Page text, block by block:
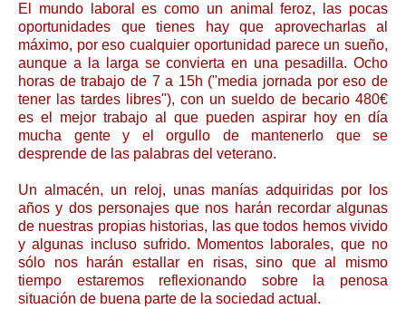
El mundo laboral es como un animal feroz, las pocas
oportunidades que tienes hay que aprovecharlas al
máximo, por eso cualquier oportunidad parece un sueño,
aunque a la larga se convierta en una pesadilla. Ocho
horas de trabajo de 7 a 15h ("media jornada por eso de
tener las tardes libres"), con un sueldo de becario 480€
es el mejor trabajo al que pueden aspirar hoy en día
mucha gente y el orgullo de mantenerlo que se
desprende de las palabras del veterano.
Un almacén, un reloj, unas manías adquiridas por los
años y dos personajes que nos harán recordar algunas
de nuestras propias historias, las que todos hemos vivido
y algunas incluso sufrido. Momentos laborales, que no
sólo nos harán estallar en risas, sino que al mismo
tiempo estaremos reflexionando sobre la penosa
situación de buena parte de la sociedad actual.